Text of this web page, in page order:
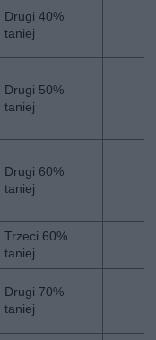
Drugi 40%
taniej
Drugi 50%
taniej
Drugi 60%
taniej
Trzeci 60%
taniej
Drugi 70%
taniej